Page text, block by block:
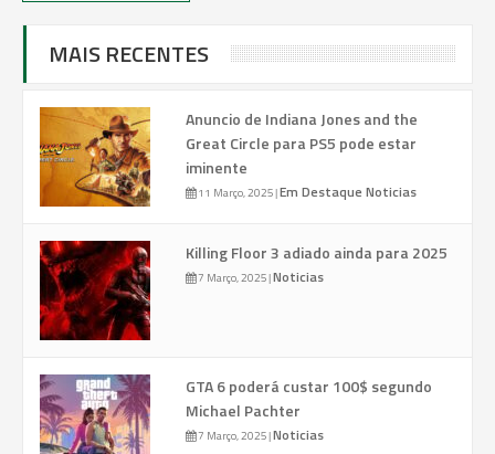
MAIS RECENTES
Anuncio de Indiana Jones and the
Great Circle para PS5 pode estar
iminente
11 Março, 2025|Em Destaque Noticias
Killing Floor 3 adiado ainda para 2025
7 Março, 2025|Noticias
GTA 6 poderá custar 100$ segundo
Michael Pachter
7 Março, 2025|Noticias